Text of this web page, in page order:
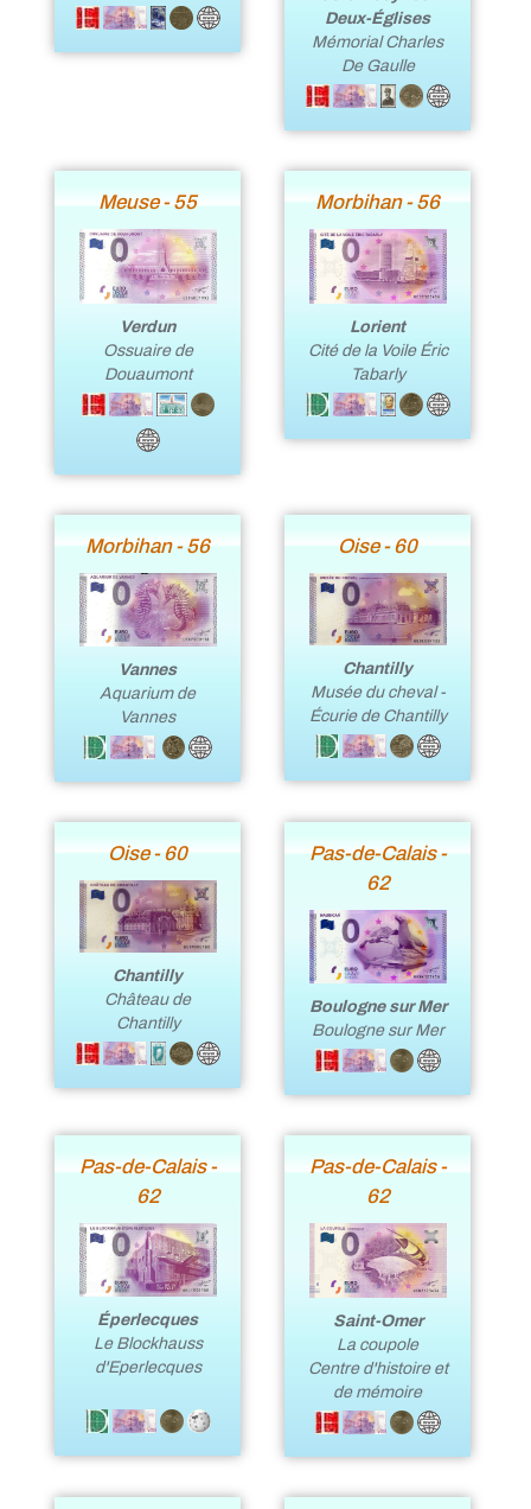
Deux-Églises
Mémorial Charles
De Gaulle
Meuse - 55
Verdun
Ossuaire de
Douaumont
Morbihan - 56
Lorient
Cité de la Voile Éric
Tabarly
Morbihan - 56
Vannes
Aquarium de
Vannes
Oise - 60
Chantilly
Musée du cheval -
Écurie de Chantilly
Oise - 60
Chantilly
Château de
Chantilly
Pas-de-Calais -
62
Boulogne sur Mer
Boulogne sur Mer
Pas-de-Calais -
62
Éperlecques
Le Blockhauss
d'Eperlecques
Pas-de-Calais -
62
Saint-Omer
La coupole
Centre d'histoire et
de mémoire